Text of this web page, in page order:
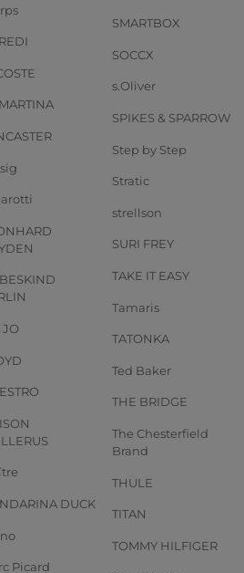
JO
DUCK
Picard
SMARTBOX
SOCCX
s.Oliver
SPIKES & SPARROW
Step by Step
Stratic
strellson
SURI FREY
TAKE IT EASY
Tamaris
TATONKA
Ted Baker
THE BRIDGE
The Chesterfield
Brand
THULE
TITAN
TOMMY HILFIGER